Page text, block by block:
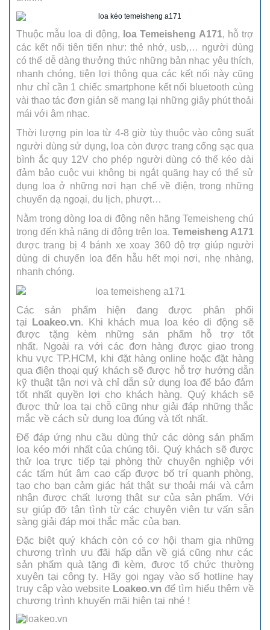
Thuộc mẫu loa di động, loa Temeisheng A171, hỗ trợ
các kết nối tiên tiến như: thẻ nhớ, usb,… người dùng
có thể dễ dàng thưởng thức những bản nhạc yêu thích,
nhanh chóng, tiện lợi thông qua các kết nối này cũng
như chỉ cần 1 chiếc smartphone kết nối bluetooth cùng
vài thao tác đơn giản sẽ mang lại những giây phút thoải
mái với âm nhạc.
Thời lượng pin loa từ 4-8 giờ tùy thuộc vào công suất
người dùng sử dụng, loa còn được trang cổng sạc qua
bình ắc quy 12V cho phép người dùng có thể kéo dài
đảm bảo cuộc vui không bị ngắt quãng hay có thể sử
dụng loa ở những nơi hạn chế về điện, trong những
chuyến dạ ngoại, du lịch, phượt…
Nằm trong dòng loa di động nên hãng Temeisheng chú
trọng đến khả năng di động trên loa. Temeisheng A171
được trang bị 4 bánh xe xoay 360 độ trợ giúp người
dùng di chuyển loa đến hẫu hết mọi nơi, nhẹ nhàng,
nhanh chóng.
Các sản phẩm hiện đang được phân phối
tại Loakeo.vn. Khi khách mua loa kéo di động sẽ
được tặng kèm những sản phẩm hỗ trợ tốt
nhất. Ngoài ra với các đơn hàng được giao trong
khu vực TP.HCM, khi đặt hàng online hoặc đặt hàng
qua điện thoại quý khách sẽ được hỗ trợ hướng dẫn
kỹ thuật tận nơi và chỉ dẫn sử dụng loa để bảo đảm
tốt nhất quyền lợi cho khách hàng. Quý khách sẽ
được thử loa tại chỗ cũng như giải đáp những thắc
mắc về cách sử dụng loa đúng và tốt nhất.
Để đáp ứng nhu cầu dùng thử các dòng sản phẩm
loa kéo mới nhất của chúng tôi. Quý khách sẽ được
thử loa trực tiếp tại phòng thử chuyên nghiệp với
các tấm hút âm cao cấp được bố trí quanh phòng,
tạo cho bạn cảm giác hát thật sự thoải mái và cảm
nhận được chất lượng thật sự của sản phẩm. Với
sự giúp đỡ tận tình từ các chuyên viên tư vấn sẵn
sàng giải đáp mọi thắc mắc của bạn.
Đặc biệt quý khách còn có cơ hội tham gia những
chương trình ưu đãi hấp dẫn về giá cũng như các
sản phẩm quà tặng đi kèm, được tổ chức thường
xuyên tại công ty. Hãy gọi ngay vào số hotline hay
truy cập vào website Loakeo.vn để tìm hiểu thêm về
chương trình khuyến mãi hiện tại nhé !